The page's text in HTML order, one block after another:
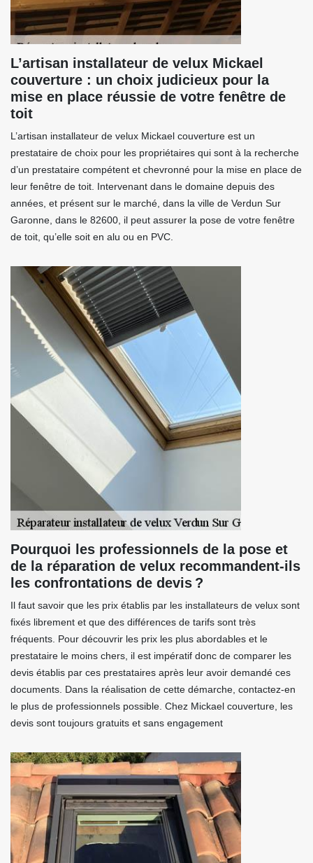
L’artisan installateur de velux Mickael
couverture : un choix judicieux pour la
mise en place réussie de votre fenêtre de
toit
L’artisan installateur de velux Mickael couverture est un
prestataire de choix pour les propriétaires qui sont à la recherche
d’un prestataire compétent et chevronné pour la mise en place de
leur fenêtre de toit. Intervenant dans le domaine depuis des
années, et présent sur le marché, dans la ville de Verdun Sur
Garonne, dans le 82600, il peut assurer la pose de votre fenêtre
de toit, qu’elle soit en alu ou en PVC.
Pourquoi les professionnels de la pose et
de la réparation de velux recommandent-ils
les confrontations de devis ?
Il faut savoir que les prix établis par les installateurs de velux sont
fixés librement et que des différences de tarifs sont très
fréquents. Pour découvrir les prix les plus abordables et le
prestataire le moins chers, il est impératif donc de comparer les
devis établis par ces prestataires après leur avoir demandé ces
documents. Dans la réalisation de cette démarche, contactez-en
le plus de professionnels possible. Chez Mickael couverture, les
devis sont toujours gratuits et sans engagement